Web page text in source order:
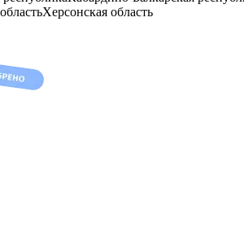
Херсонская область